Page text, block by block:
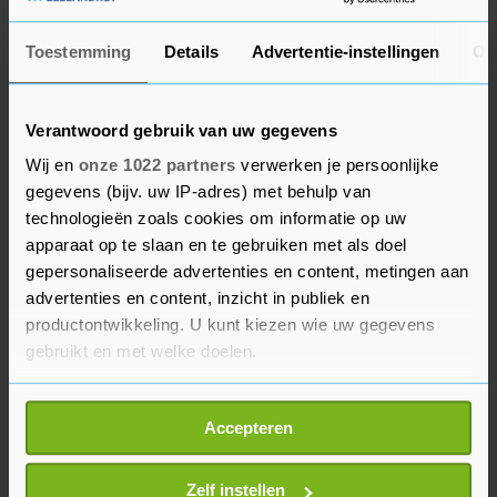
Toestemming Details Advertentie-instellingen
Verantwoord gebruik van uw gegevens
Wij en onze 1022 partners verwerken je persoonlijke
gegevens (bijv. uw IP-adres) met behulp van
technologieën zoals cookies om informatie op uw
apparaat op te slaan en te gebruiken met als doel
gepersonaliseerde advertenties en content, metingen aan
advertenties en content, inzicht in publiek en
productontwikkeling. U kunt kiezen wie uw gegevens
gebruikt en met welke doelen.
Als u het toestaat, willen we ook graag:
Informatie verzamelen over uw geografische
locatie, die tot een paar meter nauwkeurig kan zijn
Uw apparaat identificeren door het actief te
Accepteren
Zelf instellen
kleinere fondsen Nedap en TKH komen in
Amsterdam met een tussentijdse update. Buiten
Nederland opent H&M de boeken, net als
De Europese beurzen eindigden vrijdag
overwegend met winst. De AEX-index sloot op
545,16 punten, een plus van 0,9 procent. De
MidKap dikte 0,5 procent aan tot 724,61 punten.
Parijs en Londen klom 0,5 procent. Frankfurt
ging met een verlies van 0,2 procent de handel
uit. In de VS won de Dow-Jonesindex 1,9 procent
en sloot op 25.605,54 punten. De brede S&P 500
steeg 1,3 procent tot 3041,31 punten en
technologiebeurs Nasdaq ging 1 procent omhoog
tot 9588,81 punten.